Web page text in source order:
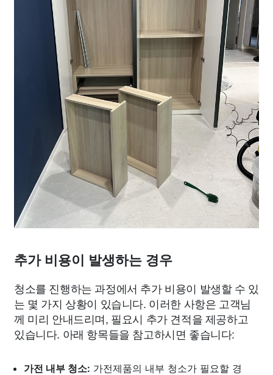
추가 비용이 발생하는 경우
청소를 진행하는 과정에서 추가 비용이 발생할 수 있
는 몇 가지 상황이 있습니다. 이러한 사항은 고객님
께 미리 안내드리며, 필요시 추가 견적을 제공하고
있습니다. 아래 항목들을 참고하시면 좋습니다:
가전 내부 청소: 가전제품의 내부 청소가 필요할 경